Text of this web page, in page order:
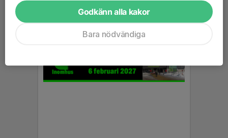
Godkänn alla kakor
Bara nödvändiga